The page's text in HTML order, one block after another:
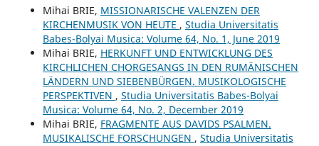
Mihai BRIE, MISSIONARISCHE VALENZEN DER
KIRCHENMUSIK VON HEUTE , Studia Universitatis
Babes-Bolyai Musica: Volume 64, No. 1, June 2019
Mihai BRIE, HERKUNFT UND ENTWICKLUNG DES
KIRCHLICHEN CHORGESANGS IN DEN RUMÄNISCHEN
LÄNDERN UND SIEBENBÜRGEN. MUSIKOLOGISCHE
PERSPEKTIVEN , Studia Universitatis Babes-Bolyai
Musica: Volume 64, No. 2, December 2019
Mihai BRIE, FRAGMENTE AUS DAVIDS PSALMEN.
MUSIKALISCHE FORSCHUNGEN , Studia Universitatis